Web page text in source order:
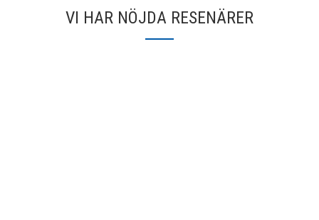
VI HAR NÖJDA RESENÄRER